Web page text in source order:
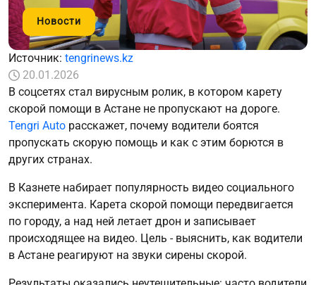
Новости
Источник: tengrinews.kz
20.01.2026
В соцсетях стал вирусным ролик, в котором карету
скорой помощи в Астане не пропускают на дороге.
Tengri Auto расскажет, почему водители боятся
пропускать скорую помощь и как с этим борются в
других странах.
В Казнете набирает популярность видео социального
эксперимента. Карета скорой помощи передвигается
по городу, а над ней летает дрон и записывает
происходящее на видео. Цель - выяснить, как водители
в Астане реагируют на звуки сирены скорой.